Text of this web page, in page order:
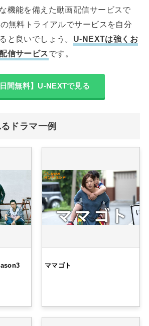
機能を備えた動画配信サービスで
無料トライアルでサービスを自分
と良いでしょう。 U-NEXTは強くお
信サービスです。
日間無料】U-NEXTで見る
ドラマ一例
ママゴト